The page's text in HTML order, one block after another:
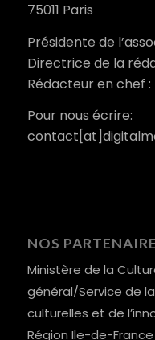
75011 Paris
Présidente de
Directrice de la
Rédacteur en chef :
Pour nous écrire:
NOS
Ministère de la
général/Service de
culturelles et de
Région Ile-de-France